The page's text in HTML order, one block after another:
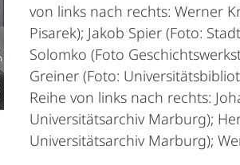
von links nach rechts: Werner
Pisarek); Jakob Spier (Foto:
Solomko (Foto
Greiner (Foto:
Reihe von links nach rechts:
Universitätsarchiv Marburg);
Universitätsarchiv Marburg);